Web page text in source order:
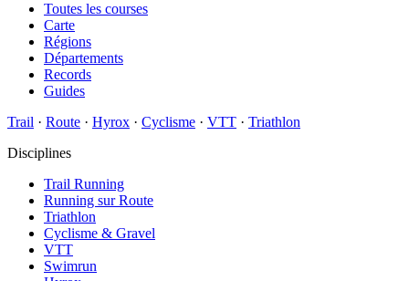
Toutes les courses
Carte
Régions
Départements
Records
Guides
Trail · Route · Hyrox · Cyclisme · VTT · Triathlon
Disciplines
Trail Running
Running sur Route
Triathlon
Cyclisme & Gravel
VTT
Swimrun